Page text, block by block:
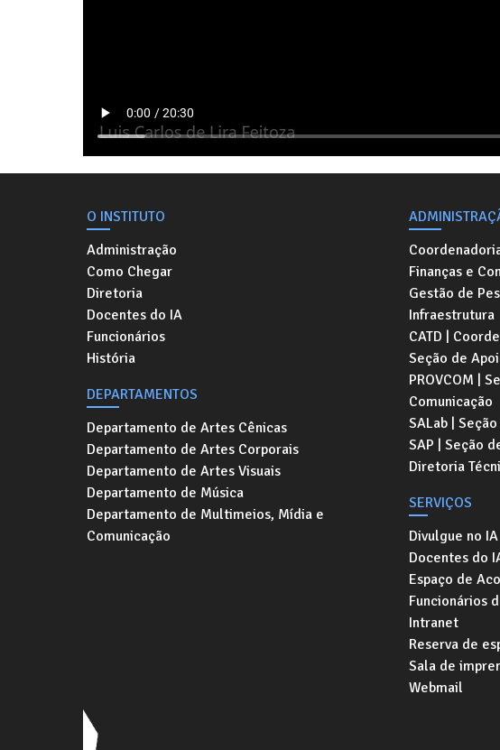
O INSTITUTO
Administração
Como Chegar
Diretoria
Docentes do IA
Funcionários
História
DEPARTAMENTOS
Departamento de Artes Cênicas
Departamento de Artes Corporais
Departamento de Artes Visuais
Departamento de Música
Departamento de Multimeios, Mídia e
Comunicação
Finanças e
Gestão de
Infraestrutura
CATD |
Seção de
PROVCOM |
Comunicação
SALab |
SAP | Seção
Diretoria
SERVIÇOS
Divulgue no IA
Docentes do
Espaço de
Funcionários
Intranet
Reserva de
Sala de
Webmail